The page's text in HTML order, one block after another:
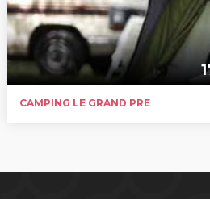
CAMPING LE GRAND PRE